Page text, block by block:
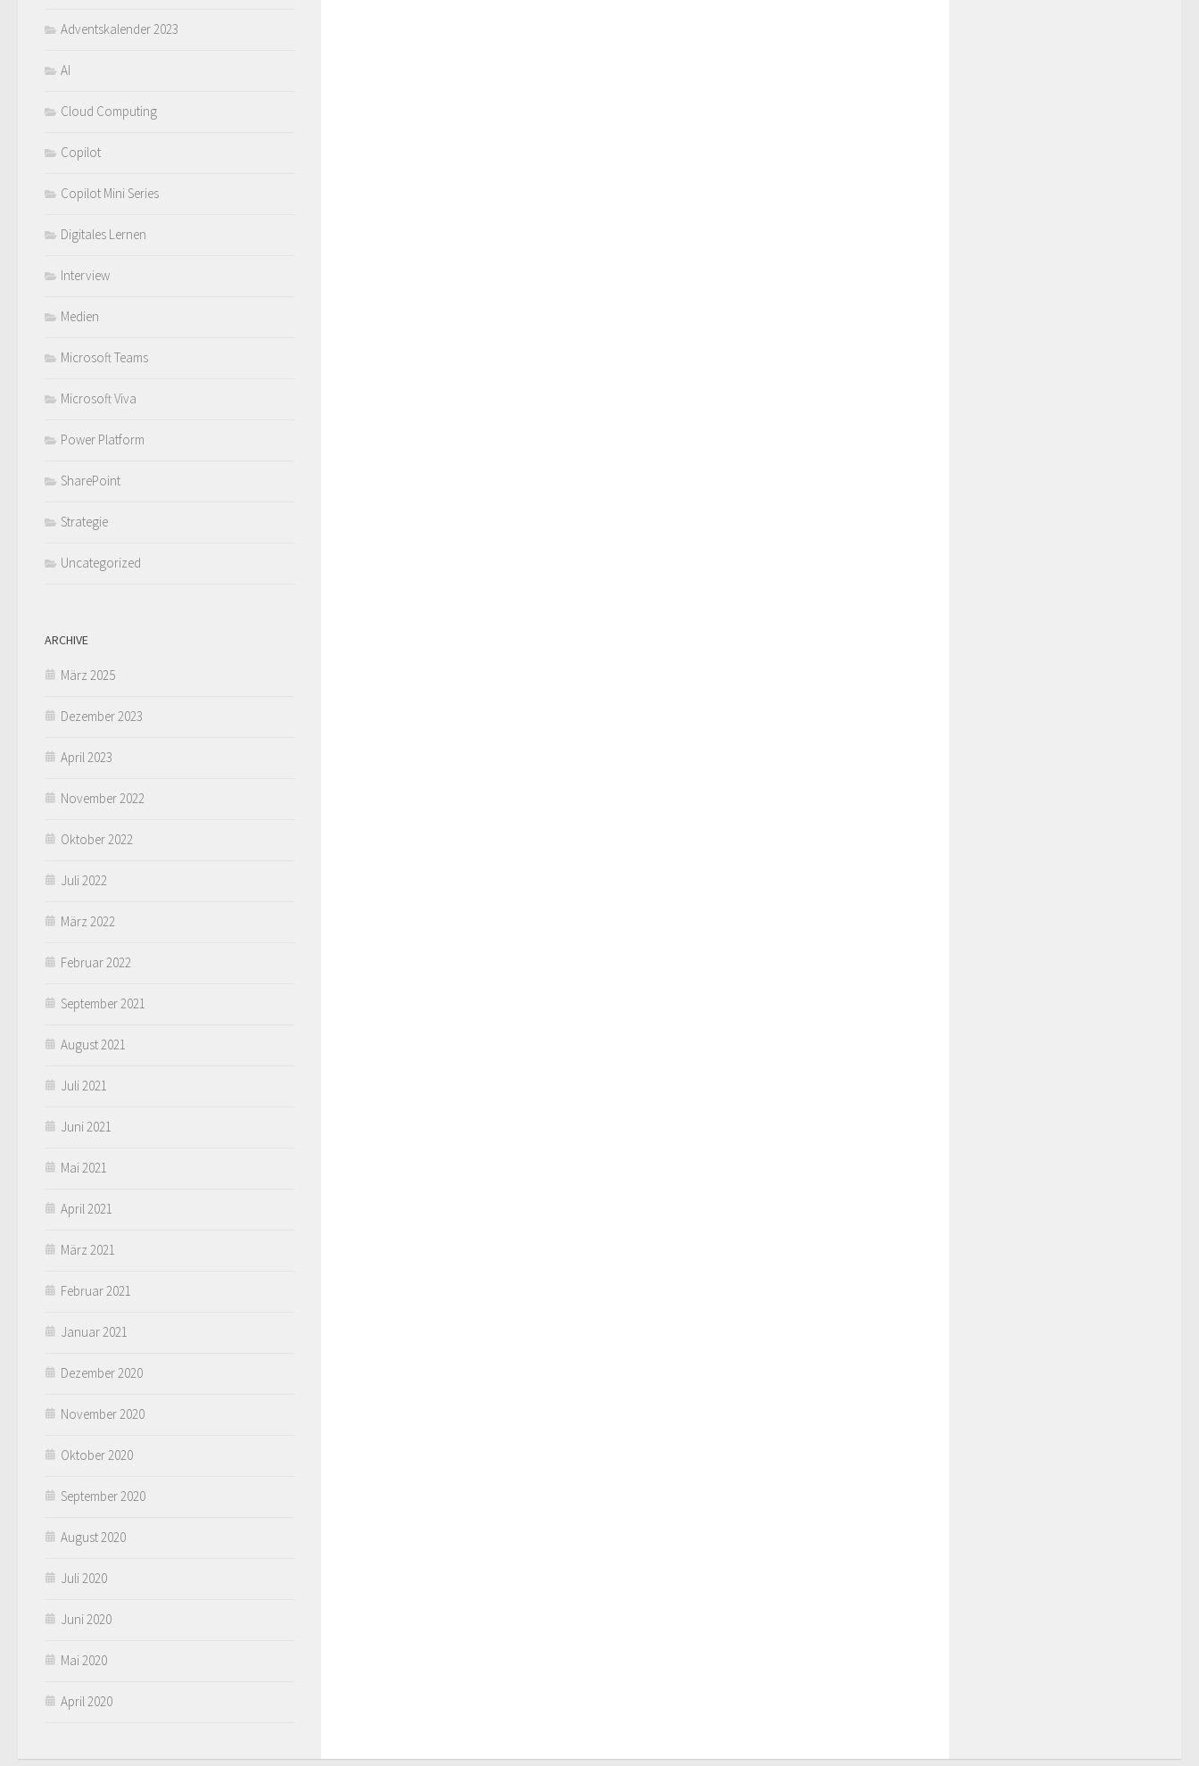
Adventskalender 2023
AI
Cloud Computing
Copilot
Copilot Mini Series
Digitales Lernen
Interview
Medien
Microsoft Teams
Microsoft Viva
Power Platform
SharePoint
Strategie
Uncategorized
ARCHIVE
März 2025
Dezember 2023
April 2023
November 2022
Oktober 2022
Juli 2022
März 2022
Februar 2022
September 2021
August 2021
Juli 2021
Juni 2021
Mai 2021
April 2021
März 2021
Februar 2021
Januar 2021
Dezember 2020
November 2020
Oktober 2020
September 2020
August 2020
Juli 2020
Juni 2020
Mai 2020
April 2020